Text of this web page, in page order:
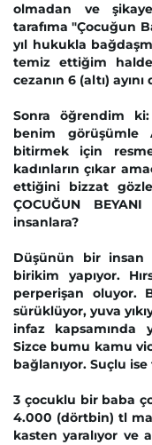
olmadan ve
tarafıma "Çocuğun
yıl hukukla
temiz ettiğim
cezanın 6 (altı)
Sonra öğrendim ki:
benim görüşümle
bitirmek için
kadınların çıkar
ettiğini bizzat
ÇOCUĞUN
insanlara?
Düşünün bir insan
birikim yapıyor.
perperişan oluyor.
sürüklüyor, yuva
infaz kapsamında
Sizce bumu kamu
bağlanıyor. Suçlu
3 çocuklu bir baba
4.000 (dörtbin) tl
kasten yaralıyor ve